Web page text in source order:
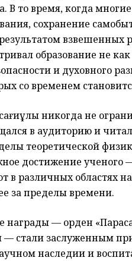
В то время, когда
сохранение
результатом
образование не
и духовного
со временем
никогда не
в аудиторию и
теоретической
достижение ученого
в различных областях
за пределы времени.
награды — орден
стали заслуженным
наследии и